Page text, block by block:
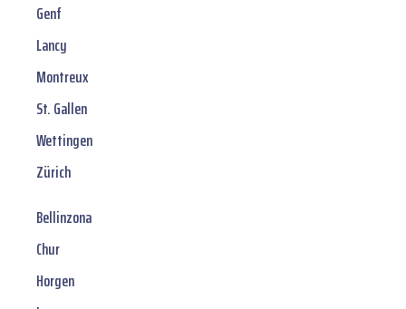
Genf
Lancy
Montreux
St. Gallen
Wettingen
Zürich
Bellinzona
Chur
Horgen